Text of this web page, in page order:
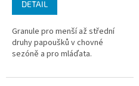
DETAIL
Granule pro menší až střední
druhy papoušků v chovné
sezóně a pro mláďata.